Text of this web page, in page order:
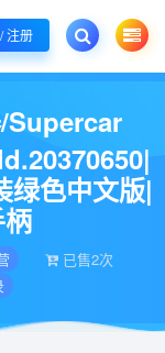
销售只是起点！服务永无
注册
车收藏模拟器/
Supercar
绿色中文版|
已售2次